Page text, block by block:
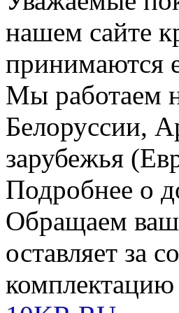
нашем сайте
принимаются
Мы работаем
Белоруссии,
зарубежья
Подробнее о
Обращаем
оставляет за
комплектацию